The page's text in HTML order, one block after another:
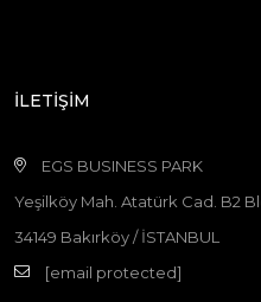
İLETİŞİM
EGS BUSINESS PARK
Yeşilköy Mah. Atatürk Cad. B2
34149 Bakırköy / İSTANBUL
[email protected]